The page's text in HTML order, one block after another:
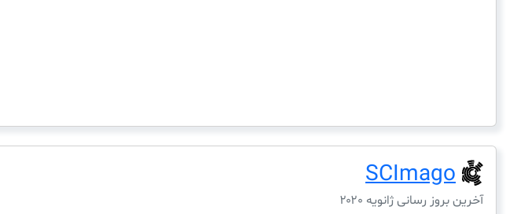
SCImago
آخرین بروز رسانی ژانویه ۲۰۲۰